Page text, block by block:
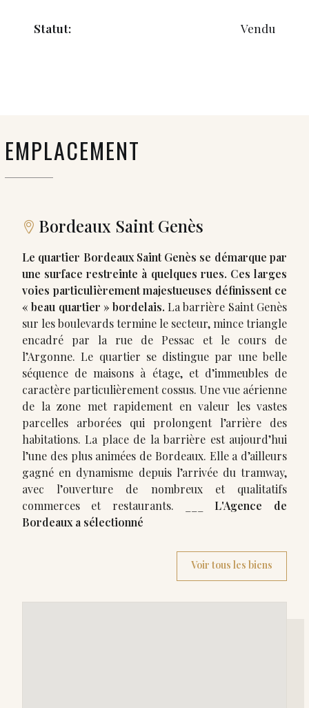
Statut: Vendu
EMPLACEMENT
Bordeaux Saint Genès
Le quartier Bordeaux Saint Genès se démarque par
une surface restreinte à quelques rues. Ces larges
voies particulièrement majestueuses définissent ce
« beau quartier » bordelais.
sur les boulevards termine le secteur, mince triangle
encadré par la rue de Pessac et le cours de
l’Argonne. Le quartier se distingue par une belle
séquence de maisons à étage, et d’immeubles de
caractère particulièrement cossus. Une vue aérienne
de la zone met rapidement en valeur les vastes
parcelles arborées qui prolongent l’arrière des
habitations. La place de la barrière est aujourd’hui
l’une des plus animées de Bordeaux. Elle a d’ailleurs
gagné en dynamisme depuis l’arrivée du tramway,
avec l’ouverture de nombreux et qualitatifs
L'Agence de
Bordeaux a sélectionné
Voir tous les biens